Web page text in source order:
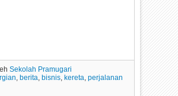
Sekolah Pramugari
, berita, bisnis, kereta,perjalanan